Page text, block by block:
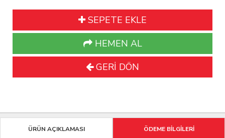
SEPETE EKLE
HEMEN AL
GERİ DÖN
ÜRÜN AÇIKLAMASI ÖDEME BİLGİLERİ